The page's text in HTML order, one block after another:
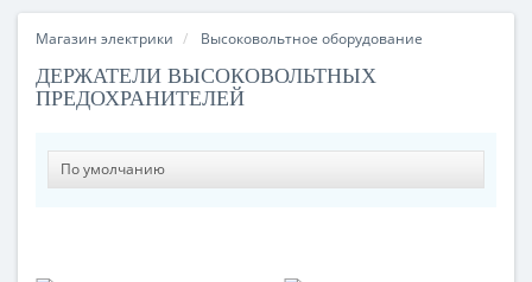
Магазин электрики Высоковольтное оборудование
ДЕРЖАТЕЛИ ВЫСОКОВОЛЬТНЫХ
ПРЕДОХРАНИТЕЛЕЙ